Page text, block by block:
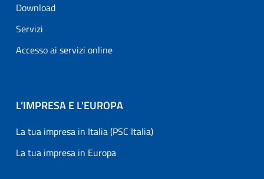
Download
Servizi
Accesso ai servizi online
L’IMPRESA E L'EUROPA
La tua impresa in Italia (PSC Italia)
La tua impresa in Europa